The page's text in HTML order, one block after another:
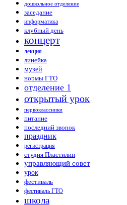
дошкольное отделение
заседание
информатика
клубный день
концерт
лекция
линейка
музей
нормы ГТО
отделение 1
открытый урок
первоклассники
питание
последний звонок
праздник
регистрация
студия Пластилин
управляющий совет
урок
фестиваль
фестиваль ГТО
школа